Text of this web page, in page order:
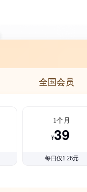
全国会员
1个月
¥39
每日仅1.26元